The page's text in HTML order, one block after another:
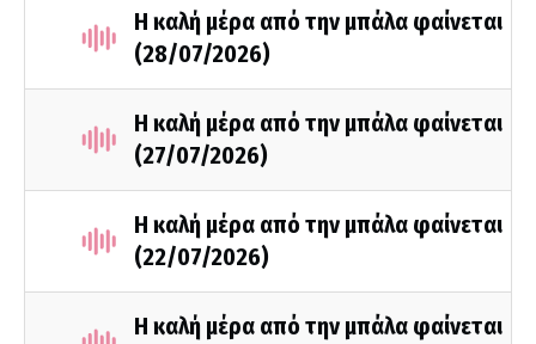
Η καλή μέρα από την μπάλα φαίνεται
(28/07/2026)
Η καλή μέρα από την μπάλα φαίνεται
(27/07/2026)
Η καλή μέρα από την μπάλα φαίνεται
(22/07/2026)
Η καλή μέρα από την μπάλα φαίνεται